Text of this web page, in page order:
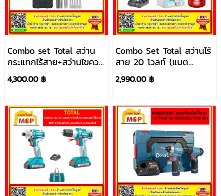
Combo set Total สว่าน
กระแทกไร้สาย+สว่านไขควง
ไร้สาย 18V TCKLI18021
แบต2ก้อน+แท่นชาร์จ1
4,300.00 ฿
Combo Set Total สว่านไร้
สาย 20 โวลท์ (แบต
2.0Ah 2 ก้อน + แท่น
ชาร์จ) + Decakila เครื่อง
TOSLI23013 (Combo Set)
2,990.00 ฿